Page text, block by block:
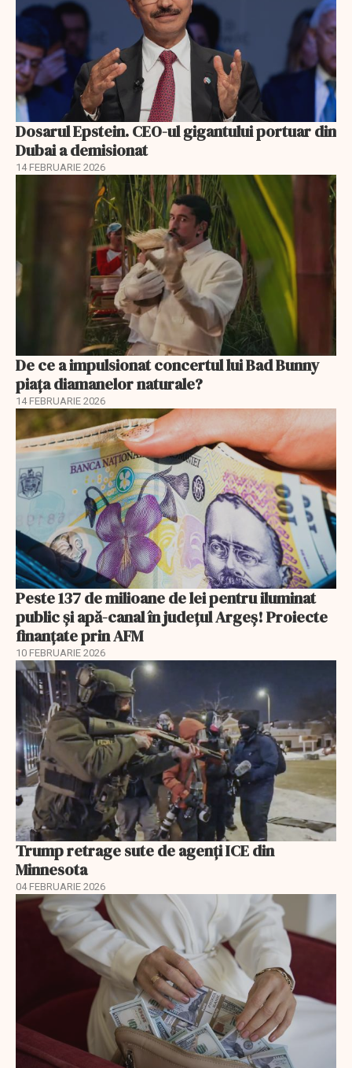
Dosarul Epstein. CEO-ul gigantului portuar din
Dubai a demisionat
14 FEBRUARIE 2026
De ce a impulsionat concertul lui Bad Bunny
piața diamanelor naturale?
14 FEBRUARIE 2026
Peste 137 de milioane de lei pentru iluminat
public și apă-canal în județul Argeș! Proiecte
finanțate prin AFM
10 FEBRUARIE 2026
Trump retrage sute de agenți ICE din
Minnesota
04 FEBRUARIE 2026